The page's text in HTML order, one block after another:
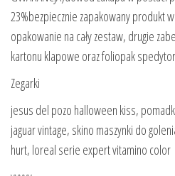
23%bezpiecznie zapakowany produkt
opakowanie na cały zestaw, drugie
kartonu klapowe oraz foliopak
Zegarki
jesus del pozo halloween kiss,
jaguar vintage, skino maszynki do
hurt, loreal serie expert vitamino color